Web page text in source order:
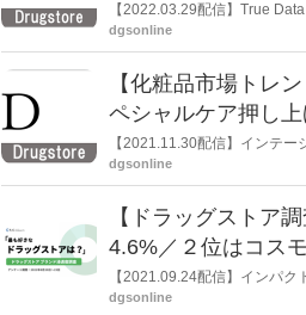
【2022.03.29配信】True
社の統計データをもとにドラ
dgsonline
【化粧品市場トレ
ペシャルケア押し
【2021.11.30配信】インテ
それによると、1～7月の化粧
dgsonline
【ドラッグストア
4.6%／２位はコス
【2021.09.24配信】インパ
夫、東証マザーズ）の完全子
dgsonline